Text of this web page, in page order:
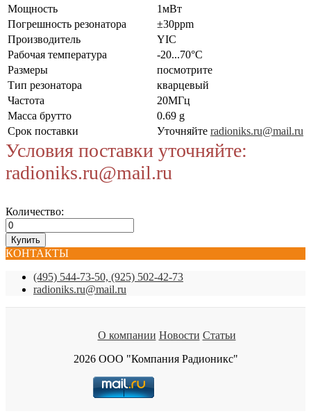
Мощность
1мВт
Погрешность резонатора
±30ppm
Производитель
YIC
Рабочая температура
-20...70°C
Размеры
посмотрите
Тип резонатора
кварцевый
Частота
20МГц
Масса брутто
0.69 g
Срок поставки
Уточняйте radioniks.ru@mail.ru
Условия поставки уточняйте:
radioniks.ru@mail.ru
Количество:
КОНТАКТЫ
(495) 544-73-50, (925) 502-42-73
radioniks.ru@mail.ru
О компании Новости Статьи
2026 ООО "Компания Радионикс"